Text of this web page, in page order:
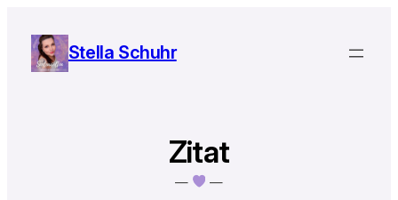
Inhalt
springen
Stella Schuhr
Zitat
—
—